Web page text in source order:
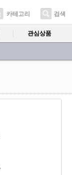
카테고리 검색
관심상품